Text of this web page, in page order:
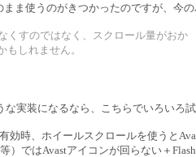
ま使うのがきつかったのですが、今
くすのではなく、スクロール量がおか
しれません。
実装になるなら、こちらでいろいろ試
効時、ホイールスクロールを使うと
）ではAvastアイコンが回らない＋